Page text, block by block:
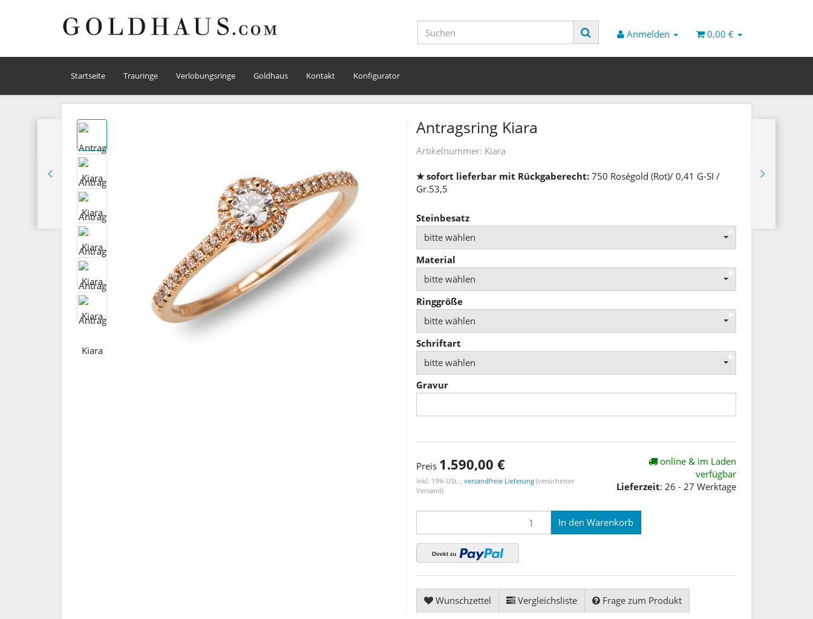
Anmelden 0,00 €
Startseite Trauringe Verlobungsringe Goldhaus Kontakt Konfigurator
Antragsring Kiara
Artikelnummer: Kiara
★ sofort lieferbar mit Rückgaberecht: 750 Roségold (Rot)/ 0,41 G-SI /
Gr.53,5
Steinbesatz
bitte wählen
Material
bitte wählen
Ringgröße
bitte wählen
Schriftart
bitte wählen
Gravur
Preis 1.590,00 €
inkl. 19% USt. , versandfreie Lieferung (versicherter
Versand)
online & im Laden
verfügbar
Lieferzeit: 26 - 27 Werktage
In den Warenkorb
Wunschzettel Vergleichsliste Frage zum Produkt